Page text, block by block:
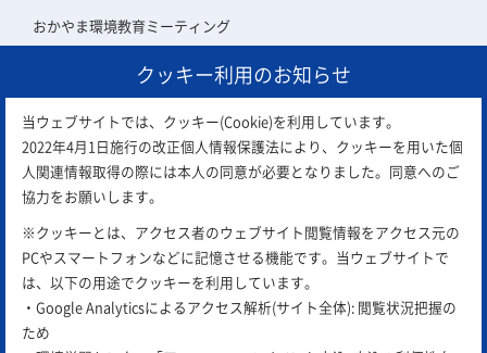
おかやま環境教育ミーティング
アスエコ会員についてクッキー利用のお知らせ
当ウェブサイトでは、クッキー(Cookie)を利用しています。
2022年4月1日施行の改正個人情報保護法により、クッキーを用いた個
人関連情報取得の際には本人の同意が必要となりました。同意へのご
協力をお願いします。
※クッキーとは、アクセス者のウェブサイト閲覧情報をアクセス元の
PCやスマートフォンなどに記憶させる機能です。当ウェブサイトで
は、以下の用途でクッキーを利用しています。
・Google Analyticsによるアクセス解析(サイト全体): 閲覧状況把握の
ため